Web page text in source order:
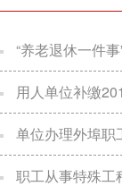
“养老退休一件
用人单位补缴2011年7月1日
单位办理外埠职
职工从事特殊工